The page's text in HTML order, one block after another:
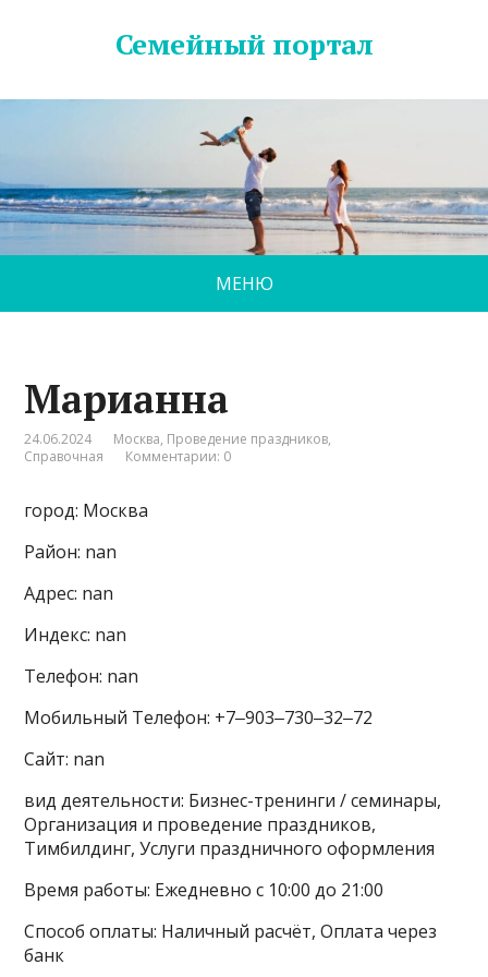
Семейный портал
МЕНЮ
Марианна
24.06.2024 Москва, Проведение праздников,
Справочная
Комментарии: 0
город: Москва
Район: nan
Адрес: nan
Индекс: nan
Телефон: nan
Мобильный Телефон: +7‒903‒730‒32‒72
Сайт: nan
вид деятельности: Бизнес-тренинги / семинары,
Организация и проведение праздников,
Тимбилдинг, Услуги праздничного оформления
Время работы: Ежедневно с 10:00 до 21:00
Способ оплаты: Наличный расчёт, Оплата через
банк